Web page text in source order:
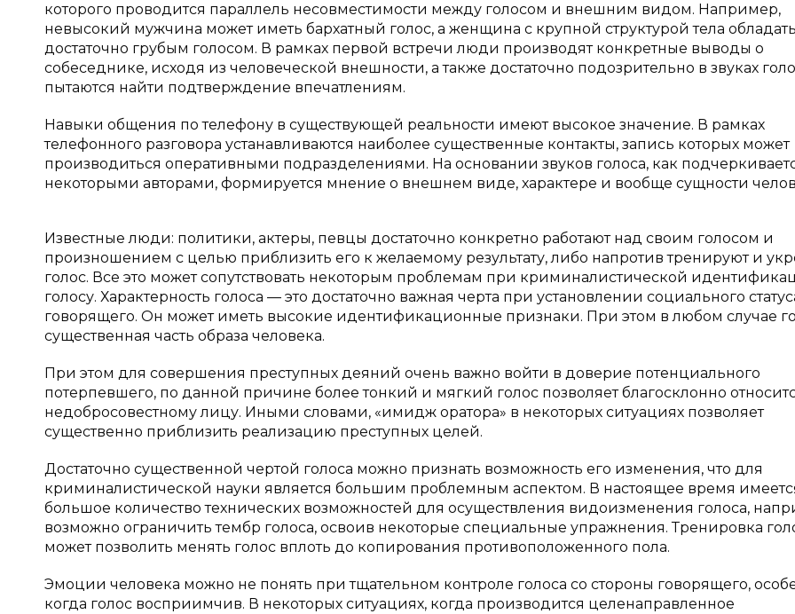
которого проводится параллель несовместимости между голосом и внешним видом. Например,
невысокий мужчина может иметь бархатный голос, а женщина с крупной структурой тела
достаточно грубым голосом. В рамках первой встречи люди производят конкретные выводы о
собеседнике, исходя из человеческой внешности, а также достаточно подозрительно в звуках
пытаются найти подтверждение впечатлениям.
Навыки общения по телефону в существующей реальности имеют высокое значение. В рамках
телефонного разговора устанавливаются наиболее существенные контакты, запись которых может
производиться оперативными подразделениями. На основании звуков голоса, как
некоторыми авторами, формируется мнение о внешнем виде, характере и вообще сущности
Известные люди: политики, актеры, певцы достаточно конкретно работают над своим голосом и
произношением с целью приблизить его к желаемому результату, либо напротив тренируют и
голос. Все это может сопутствовать некоторым проблемам при криминалистической
голосу. Характерность голоса — это достаточно важная черта при установлении социального
говорящего. Он может иметь высокие идентификационные признаки. При этом в любом случае
существенная часть образа человека.
При этом для совершения преступных деяний очень важно войти в доверие потенциального
потерпевшего, по данной причине более тонкий и мягкий голос позволяет благосклонно
недобросовестному лицу. Иными словами, «имидж оратора» в некоторых ситуациях позволяет
существенно приблизить реализацию преступных целей.
Достаточно существенной чертой голоса можно признать возможность его изменения, что для
криминалистической науки является большим проблемным аспектом. В настоящее время
большое количество технических возможностей для осуществления видоизменения голоса,
возможно ограничить тембр голоса, освоив некоторые специальные упражнения. Тренировка
может позволить менять голос вплоть до копирования противоположенного пола.
Эмоции человека можно не понять при тщательном контроле голоса со стороны говорящего,
когда голос восприимчив. В некоторых ситуациях, когда производится целенаправленное